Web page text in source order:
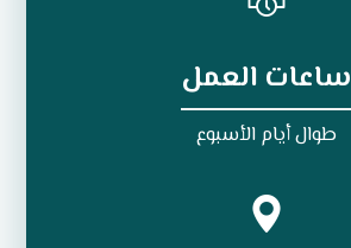
ساعات العمل
طوال أيام الأسبوع